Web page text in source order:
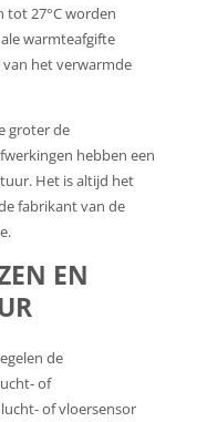
tot 27°C worden
warmteafgifte
het verwarmde
groter de
hebben een
Het is altijd het
fabrikant van de
EN
de
of
of vloersensor